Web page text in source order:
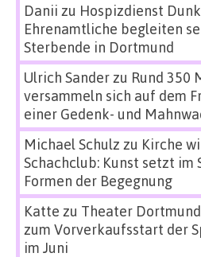
Danii zu Hospizdienst
Ehrenamtliche begleiten
Sterbende in Dortmund
Ulrich Sanderzu Rund 350
versammeln sich auf dem
einer Gedenk- und
Michael Schulz zu Kirche
Schachclub: Kunst setzt im
Formen der Begegnung
Katte zu Theater
zum Vorverkaufsstart der
im Juni